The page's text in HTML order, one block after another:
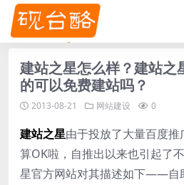
建站之星怎么样？建站
的可以免费建站吗？
2013-08-21 网站建设 0
建站之星由于投放了大量百度
算OK啦，自推出以来也引起了
星官方网站对其描述如下——自